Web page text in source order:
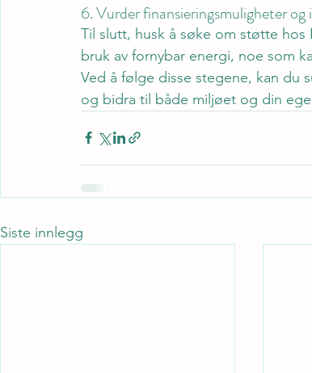
6. Vurder finansieringsmuligheter og
Til slutt, husk å søke om støtte
bruk av fornybar energi, noe som
Ved å følge disse stegene, kan du
og bidra til både miljøet og din
Siste innlegg